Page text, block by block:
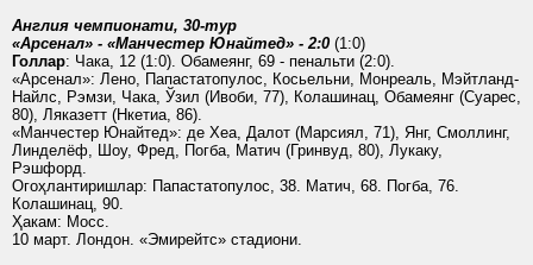
Англия чемпионати, 30-тур
«Арсенал» - «Манчестер Юнайтед» - 2:0 (1:0)
Голлар: Чака, 12 (1:0). Обамеянг, 69 - пенальти (2:0).
«Арсенал»: Лено, Папастатопулос, Косьельни, Монреаль, Мэйтланд-
Найлс, Рэмзи, Чака, Ўзил (Ивоби, 77), Колашинац, Обамеянг (Суарес,
80), Ляказетт (Нкетиа, 86).
«Манчестер Юнайтед»: де Хеа, Далот (Марсиял, 71), Янг, Смоллинг,
Линделёф, Шоу, Фред, Погба, Матич (Гринвуд, 80), Лукаку,
Рэшфорд.
Огоҳлантиришлар: Папастатопулос, 38. Матич, 68. Погба, 76.
Колашинац, 90.
Ҳакам: Мосс.
10 март. Лондон. «Эмирейтс» стадиони.